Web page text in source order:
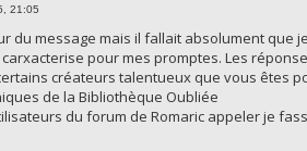
21:05
du message mais il fallait absolument que
pour mes promptes. Les
créateurs talentueux que vous êtes
de la Bibliothèque Oubliée
du forum de Romaric appeler je